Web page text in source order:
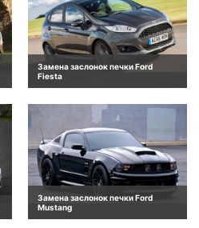
Замена заслонок печки Ford
Fiesta
Замена заслонок печки Ford
Mustang